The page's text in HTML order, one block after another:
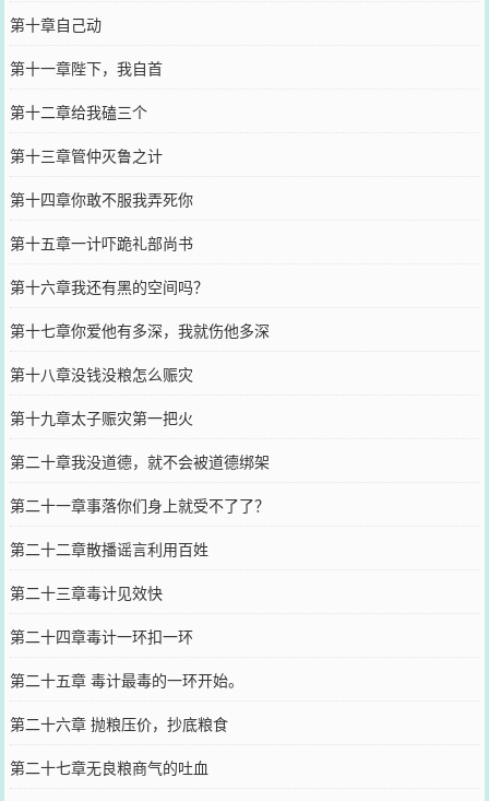
第十章自己动
第十一章陛下，我自首
第十二章给我磕三个
第十三章管仲灭鲁之计
第十四章你敢不服我弄死你
第十五章一计吓跪礼部尚书
第十六章我还有黑的空间吗？
第十七章你爱他有多深，我就伤他多深
第十八章没钱没粮怎么赈灾
第十九章太子赈灾第一把火
第二十章我没道德，就不会被道德绑架
第二十一章事落你们身上就受不了了？
第二十二章散播谣言利用百姓
第二十三章毒计见效快
第二十四章毒计一环扣一环
第二十五章 毒计最毒的一环开始。
第二十六章 抛粮压价，抄底粮食
第二十七章无良粮商气的吐血